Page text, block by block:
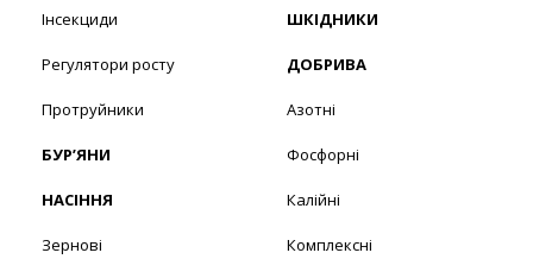
Інсекциди
Регулятори росту
Протруйники
БУР’ЯНИ
НАСІННЯ
Зернові
ШКІДНИКИ
ДОБРИВА
Азотні
Фосфорні
Калійні
Комплексні